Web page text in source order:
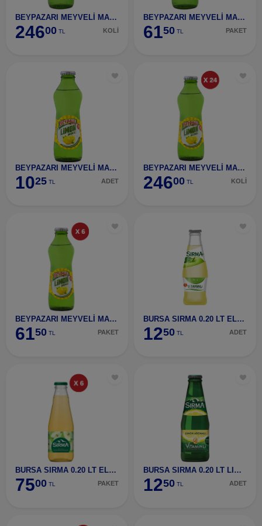
BEYPAZARI MEYVELİ MADEN SUYU ELMA 24 ADET
24600 TL KOLİ
BEYPAZARI MEYVELİ MADEN SUYU ELMA 6 ADET
6150 TL PAKET
BEYPAZARI MEYVELİ MADEN SUYU/LİMON
1025 TL ADET
BEYPAZARI MEYVELİ MADEN SUYU/LİMON 24 ADET
24600 TL KOLİ
BEYPAZARI MEYVELİ MADEN SUYU/LİMON 6 ADET
6150 TL PAKET
BURSA SIRMA 0.20 LT ELMA+C
1250 TL ADET
BURSA SIRMA 0.20 LT ELMA+C 6 ADET
7500 TL PAKET
BURSA SIRMA 0.20 LT LIMON+C
1250 TL ADET